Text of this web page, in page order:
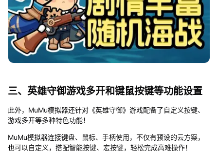
三、英雄守御游戏多开和键鼠按键等功能设置
此外，MuMu模拟器还针对《英雄守御》游戏配备了自定义按键、
游戏多开等多种特色功能！
MuMu模拟器连接键盘、鼠标、手柄使用，不仅有预设的云方案，
也可以自定义，搭配智能按键、宏按键，轻松完成高难操作！